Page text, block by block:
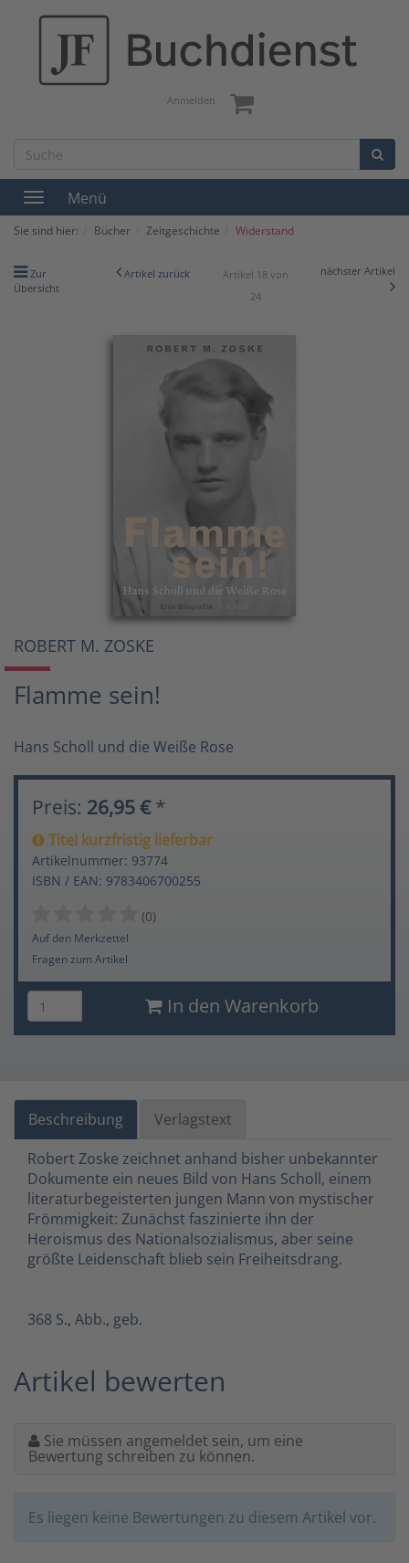
Anmelden
Toggle
navigation
Menü
Sie sind hier: Bücher Zeitgeschichte Widerstand
Zur
Übersicht
Artikel zurück
Artikel 18 von
24
nächster Artikel
ROBERT M. ZOSKE
Flamme sein!
Hans Scholl und die Weiße Rose
Preis: 26,95 € *
Titel kurzfristig lieferbar
Artikelnummer: 93774
ISBN / EAN: 9783406700255
(0)
Auf den Merkzettel
Fragen zum Artikel
In den Warenkorb
Beschreibung
Verlagstext
Robert Zoske zeichnet anhand bisher unbekannter
Dokumente ein neues Bild von Hans Scholl, einem
literaturbegeisterten jungen Mann von mystischer
Frömmigkeit: Zunächst faszinierte ihn der
Heroismus des Nationalsozialismus, aber seine
größte Leidenschaft blieb sein Freiheitsdrang.
368 S., Abb., geb.
Artikel bewerten
Sie müssen angemeldet sein, um eine
Bewertung schreiben zu können.
Es liegen keine Bewertungen zu diesem Artikel vor.